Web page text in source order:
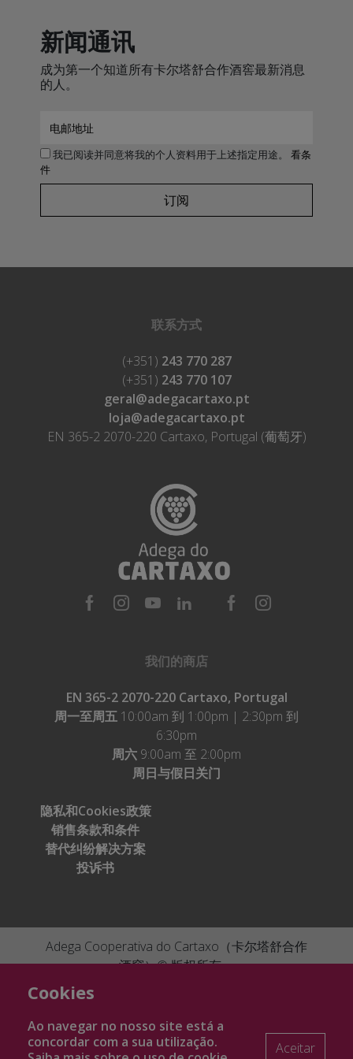
新闻通讯
成为第一个知道所有卡尔塔舒合作酒窖最新消息
的人。
我已阅读并同意将我的个人资料用于上述指定用途。 看条
件
订阅
联系方式
(+351) 243 770 287
(+351) 243 770 107
geral@adegacartaxo.pt
loja@adegacartaxo.pt
EN 365-2 2070-220 Cartaxo, Portugal (葡萄牙)
我们的商店
EN 365-2 2070-220 Cartaxo, Portugal
周一至周五 10:00am 到 1:00pm | 2:30pm 到
6:30pm
周六 9:00am 至 2:00pm
周日与假日关门
隐私和Cookies政策
销售条款和条件
替代纠纷解决方案
投诉书
Adega Cooperativa do Cartaxo（卡尔塔舒合作
酒窖）© 版权所有。
Cofinanciado por:Ficha de projecto FEADER
Cookies
Ao navegar no nosso site está a
concordar com a sua utilização.
Aceitar